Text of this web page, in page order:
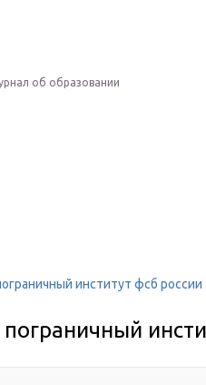
об образовании
институт фсб россии